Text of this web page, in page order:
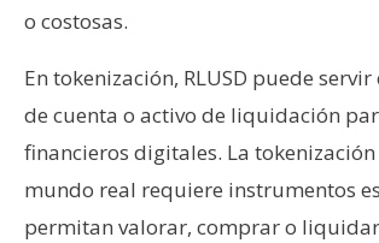
o costosas.
En tokenización, RLUSD puede
de cuenta o activo de liquidación
financieros digitales. La
mundo real requiere instrumentos
permitan valorar, comprar o